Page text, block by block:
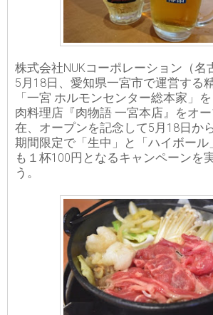
株式会社NUKコーポレーション（名
5月18日、愛知県一宮市で運営する
「一宮 ホルモンセンター総本家」
肉料理店『肉物語 一宮本店』をオ
在、オープンを記念して5月18日か
期間限定で「生中」と「ハイボール
も１杯100円となるキャンペーンを
う。